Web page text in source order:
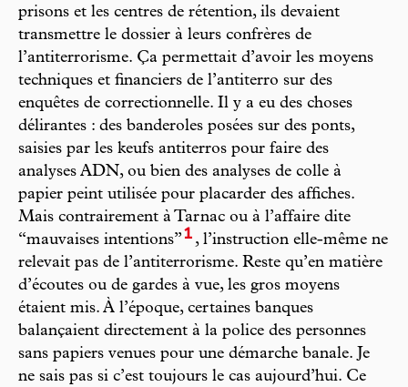
prisons et les centres de rétention, ils devaient
transmettre le dossier à leurs confrères de
l’antiterrorisme. Ça permettait d’avoir les moyens
techniques et financiers de l’antiterro sur des
enquêtes de correctionnelle. Il y a eu des choses
délirantes : des banderoles posées sur des ponts,
saisies par les keufs antiterros pour faire des
analyses ADN, ou bien des analyses de colle à
papier peint utilisée pour placarder des affiches.
Mais contrairement à Tarnac ou à l’affaire dite
“mauvaises intentions”1 , l’instruction elle-même ne
relevait pas de l’antiterrorisme. Reste qu’en matière
d’écoutes ou de gardes à vue, les gros moyens
étaient mis. À l’époque, certaines banques
balançaient directement à la police des personnes
sans papiers venues pour une démarche banale. Je
ne sais pas si c’est toujours le cas aujourd’hui. Ce